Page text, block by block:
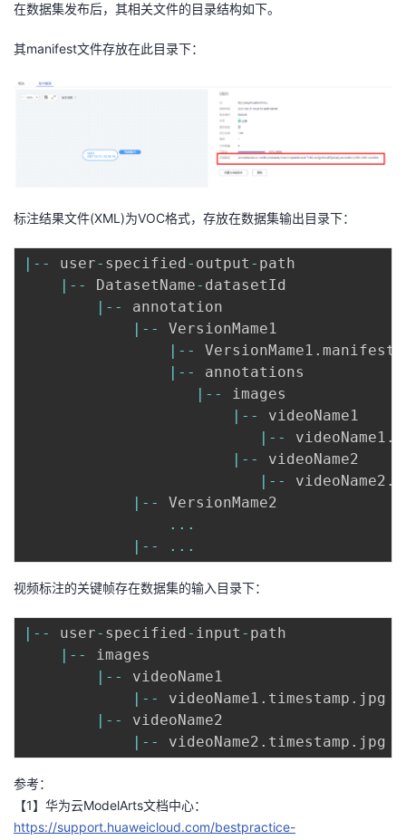
在数据集发布后，其相关文件的目录结构如下。
其manifest文件存放在此目录下：
标注结果文件(XML)为VOC格式，存放在数据集输出目录下：
-- user- specified - output - path
-- DatasetName- datasetId
--
annotation
--
VersionMame1
-- VersionMame1 . manifest
--
annotations
--
images
--
videoName1
-- videoName1 .
--
videoName2
-- videoName2 .
--
VersionMame2
...
-- ...
视频标注的关键帧存在数据集的输入目录下：
-- user- specified - input - path
--
images
--
videoName1
-- videoName1 . timestamp . jpg
--
videoName2
-- videoName2 . timestamp .
参考：
【1】华为云ModelArts文档中心：
https://support.huaweicloud.com/bestpractice-